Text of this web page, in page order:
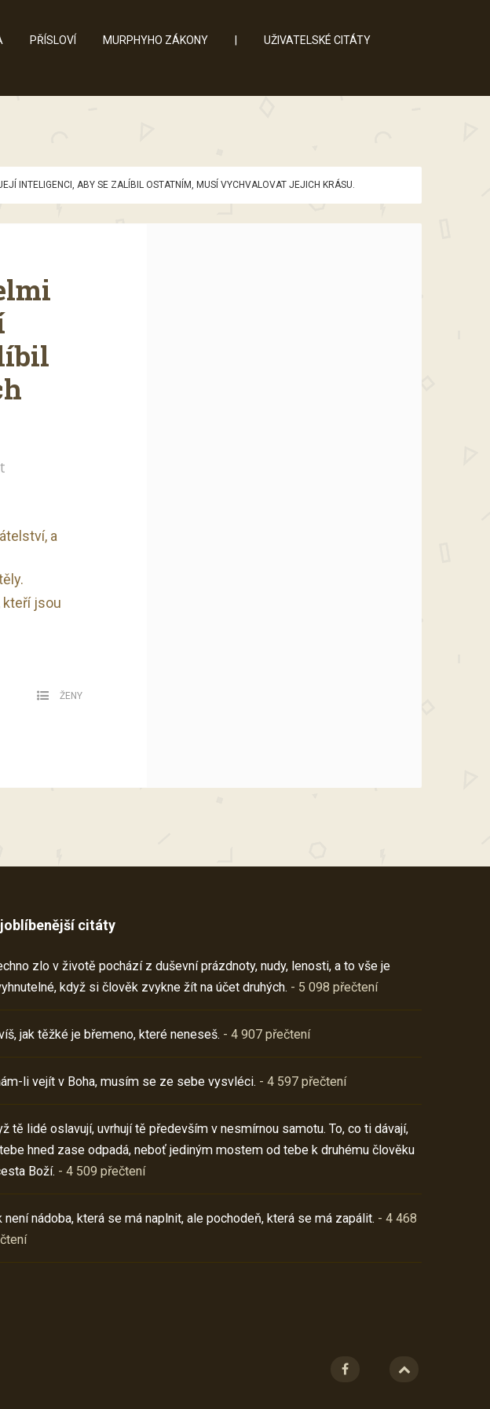
PŘÍSLOVÍ MURPHYHO ZÁKONY UŽIVATELSKÉ CITÁTY
INTELIGENCI, ABY SE ZALÍBIL OSTATNÍM, MUSÍ VYCHVALOVAT JEJICH KRÁSU.
a
kteří jsou
ŽENY
citáty
zlo v životě pochází z duševní prázdnoty, nudy, lenosti, a to vše je
když si člověk zvykne žít na účet druhých. - 5 098 přečtení
jak těžké je břemeno, které neneseš. - 4 907 přečtení
li vejít v Boha, musím se ze sebe vysvléci. - 4 597 přečtení
tě lidé oslavují, uvrhují tě především v nesmírnou samotu. To, co ti dávají,
hned zase odpadá, neboť jediným mostem od tebe k druhému člověku
Boží. - 4 509 přečtení
není nádoba, která se má naplnit, ale pochodeň, která se má zapálit. - 4 468